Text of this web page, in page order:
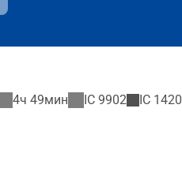
4ч 49мин IC 9902 IC 1420